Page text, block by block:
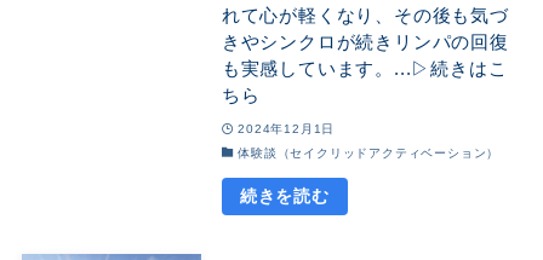
れて心が軽くなり、その後も気づ
きやシンクロが続きリンパの回復
も実感しています。...▷続きはこ
ちら
2024年12月1日
体験談（セイクリッドアクティベーション）